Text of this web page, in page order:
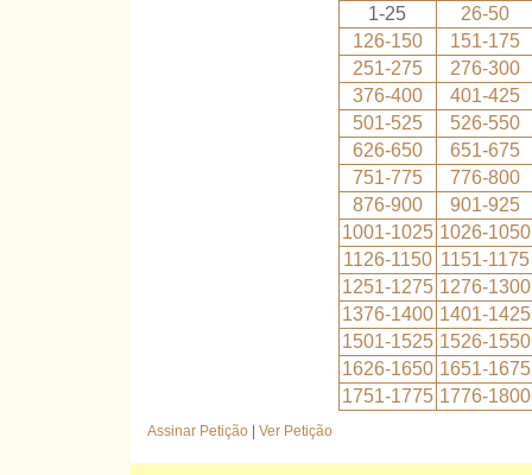
1-25
26-50
126-150
151-175
251-275
276-300
376-400
401-425
501-525
526-550
626-650
651-675
751-775
776-800
876-900
901-925
1001-1025 1026-1050
1126-1150 1151-1175
1251-1275 1276-1300
1376-1400 1401-1425
1501-1525 1526-1550
1626-1650 1651-1675
1751-1775 1776-1800
Assinar Petição Ver Petição